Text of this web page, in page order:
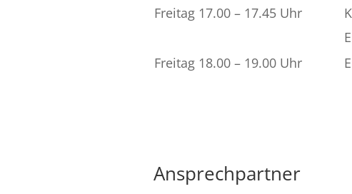
Freitag 17.00 – 17.45 Uhr
Freitag 18.00 – 19.00 Uhr
Ansprechpartner